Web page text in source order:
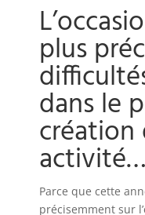
plus
dans le
création
activité…
Parce que cette
précisemment sur